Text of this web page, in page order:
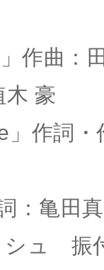
作曲
木 豪
」作詞
：亀田
ュ 振